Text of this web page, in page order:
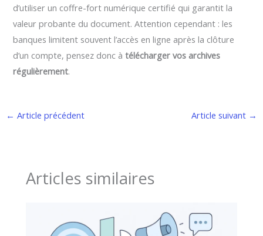
d’utiliser un coffre-fort numérique certifié qui garantit la
valeur probante du document. Attention cependant : les
banques limitent souvent l’accès en ligne après la clôture
d’un compte, pensez donc àtélécharger vos archives
régulièrement.
← Article précédent Article suivant →
Articles similaires